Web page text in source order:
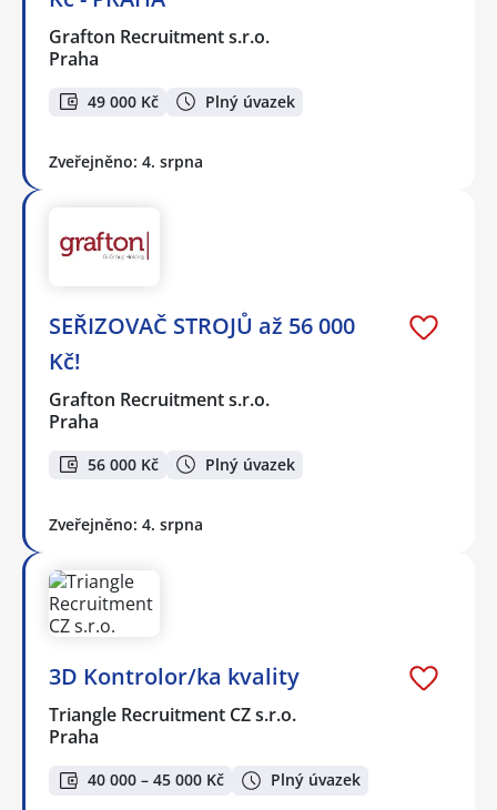
Grafton Recruitment s.r.o.
Praha
49 000 Kč Plný úvazek
Zveřejněno: 4. srpna
SEŘIZOVAČ STROJŮ až 56 000
Kč!
Grafton Recruitment s.r.o.
Praha
56 000 Kč Plný úvazek
Zveřejněno: 4. srpna
3D Kontrolor/ka kvality
Triangle Recruitment CZ s.r.o.
Praha
40 000 – 45 000 Kč Plný úvazek